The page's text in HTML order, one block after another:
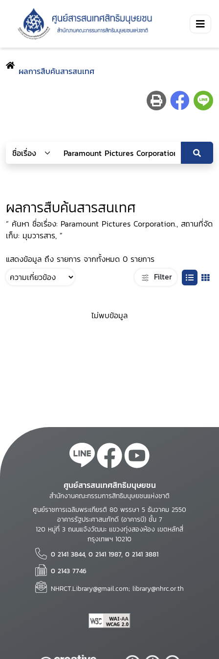
ผลการสืบค้นสารสนเทศ
ผลการสืบค้นสารสนเทศ
“ ค้นหา ชื่อเรื่อง: Paramount Pictures Corporation., สถานที่จัด
เก็บ: มุมวารสาร, ”
แสดงข้อมูล ถึง รายการ จากทั้งหมด 0 รายการ
Filter
ไม่พบข้อมูล
ศูนย์สารสนเทศสิทธิมนุษยชน
สำนักงานคณะกรรมการสิทธิมนุษยชนแห่งชาติ
ศูนย์ราชการเฉลิมพระเกียรติ 80 พรรษา 5 ธันวาคม 2550
อาคารรัฐประศาสนภักดี (อาคารบี) ชั้น 7
120 หมู่ที่ 3 ถนนแจ้งวัฒนะ แขวงทุ่งสองห้อง เขตหลักสี่
กรุงเทพฯ 10210
0 2141 3844, 0 2141 1987, 0 2141 3881
0 2143 7746
NHRCT.Library@gmail.com; library@nhrc.or.th